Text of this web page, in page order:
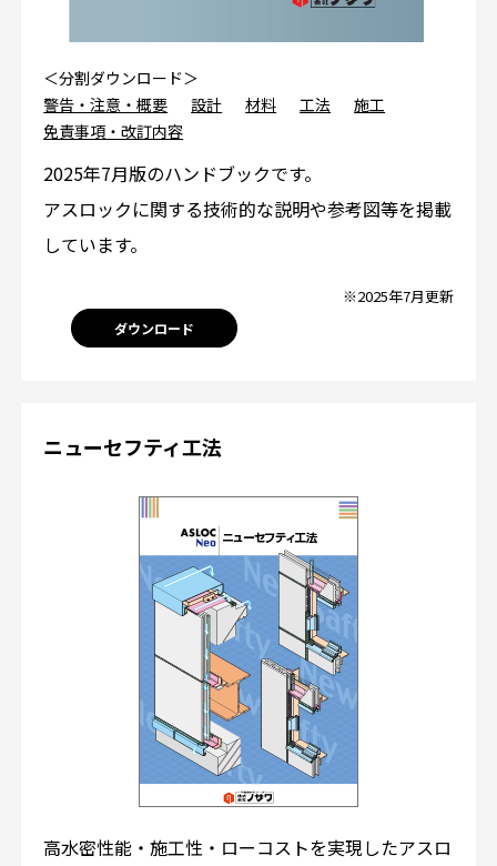
＜分割ダウンロード＞
警告・注意・概要
設計 材料 工法
施工
免責事項・改訂内容
2025年7月版のハンドブックです。
アスロックに関する技術的な説明や参考図等を掲載
しています。
※2025年7月更新
ダウンロード
ニューセフティ工法
高水密性能・施工性・ローコストを実現したアスロ